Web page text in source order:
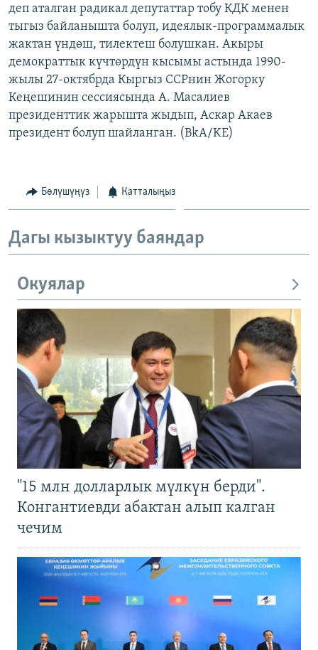
деп аталган радикал депутаттар тобу КДК менен
тыгыз байланышта болуп, идеялык-программалык
жактан үндөш, тилектеш болушкан. Акыры
демократтык күчтөрдүн кысымы астында 1990-
жылы 27-октябрда Кыргыз ССРнин Жогорку
Кеңешинин сессиясында А. Масалиев
президенттик жарышта жыдып, Аскар Акаев
президент болуп шайланган. (BkA/KE)
Бөлүшүңүз Катталыңыз
Дагы кызыктуу баяндар
Окуялар
"15 млн долларлык мүлкүн берди".
Конгантиевди абактан алып калган
чечим